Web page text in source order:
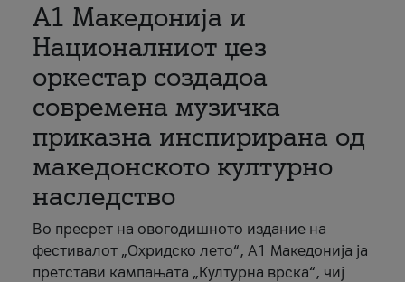
А1 Македонија и
Националниот џез
оркестар создадоа
современа музичка
приказна инспирирана од
македонското културно
наследство
Во пресрет на овогодишното издание на
фестивалот „Охридско лето“, А1 Македонија ја
претстави кампањата „Културна врска“, чиј